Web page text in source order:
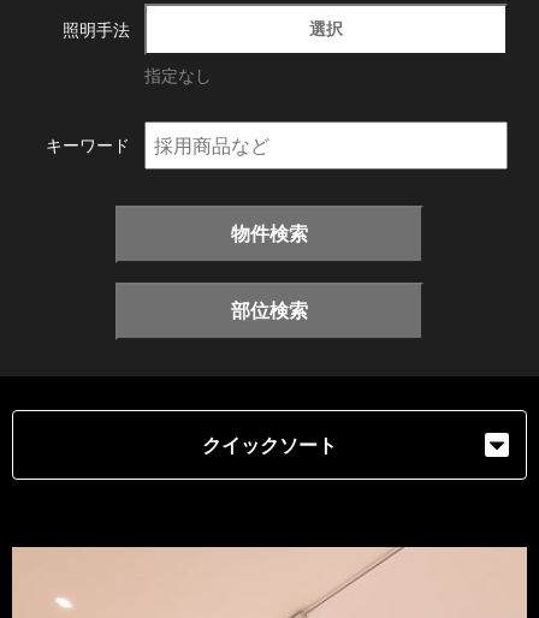
照明手法 選択
指定なし
キーワード
物件検索
部位検索
クイックソート